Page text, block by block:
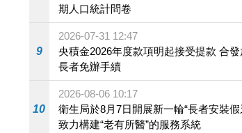
期人口統計問卷
9
2026-07-31 12:47
央積金2026年度款項明起接受提款 合發放條件
長者免辦手續
10
2026-08-06 10:17
衛生局於8月7日開展新一輪“長者安裝假
致力構建“老有所醫”的服務系統